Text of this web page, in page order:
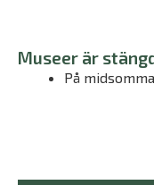
Museer är
På